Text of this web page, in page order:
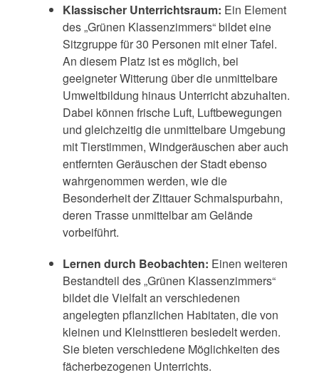
Klassischer Unterrichtsraum: Ein Element
des „Grünen Klassenzimmers“ bildet eine
Sitzgruppe für 30 Personen mit einer Tafel.
An diesem Platz ist es möglich, bei
geeigneter Witterung über die unmittelbare
Umweltbildung hinaus Unterricht abzuhalten.
Dabei können frische Luft, Luftbewegungen
und gleichzeitig die unmittelbare Umgebung
mit Tierstimmen, Windgeräuschen aber auch
entfernten Geräuschen der Stadt ebenso
wahrgenommen werden, wie die
Besonderheit der Zittauer Schmalspurbahn,
deren Trasse unmittelbar am Gelände
vorbeiführt.
Lernen durch Beobachten: Einen weiteren
Bestandteil des „Grünen Klassenzimmers“
bildet die Vielfalt an verschiedenen
angelegten pflanzlichen Habitaten, die von
kleinen und Kleinsttieren besiedelt werden.
Sie bieten verschiedene Möglichkeiten des
fächerbezogenen Unterrichts.